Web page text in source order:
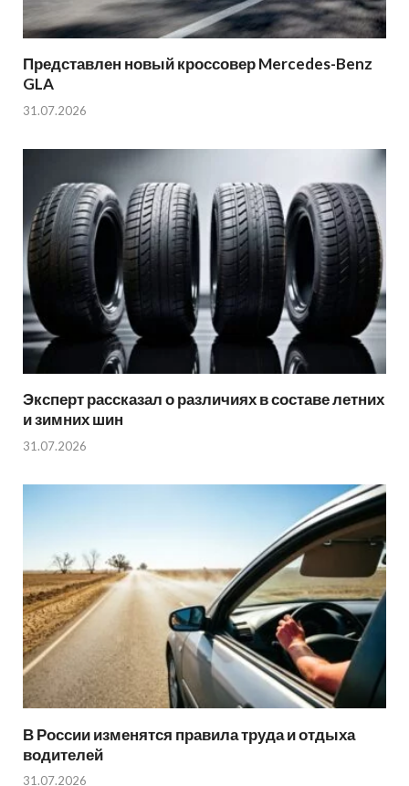
Представлен новый кроссовер Mercedes-Benz
GLA
31.07.2026
Эксперт рассказал о различиях в составе летних
и зимних шин
31.07.2026
В России изменятся правила труда и отдыха
водителей
31.07.2026